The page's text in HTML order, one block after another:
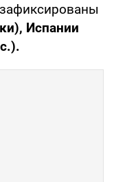
Испании